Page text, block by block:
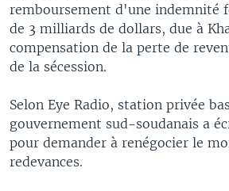
remboursement d'une indemnité
de 3 milliards de dollars, due à
compensation de la perte de
de la sécession.
Selon Eye Radio, station privée
gouvernement sud-soudanais a
pour demander à renégocier le
redevances.